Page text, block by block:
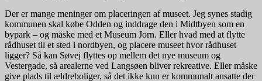
Der er mange meninger om placeringen af museet. Jeg synes stadig
kommunen skal købe Odden og inddrage den i Midtbyen som en
bypark – og måske med et Museum Jorn. Eller hvad med at flytte
rådhuset til et sted i nordbyen, og placere museet hvor rådhuset
ligger? Så kan Søvej flyttes op mellem det nye museum og
Vestergade, så arealerne ved Langsøen bliver rekreative. Eller måske
give plads til ældreboliger, så det ikke kun er kommunalt ansatte der